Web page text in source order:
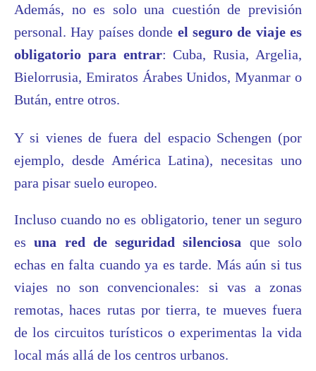
Además, no es solo una cuestión de previsión
personal. Hay países donde el seguro de viaje es
obligatorio para entrar: Cuba, Rusia, Argelia,
Bielorrusia, Emiratos Árabes Unidos, Myanmar o
Bután, entre otros.
Y si vienes de fuera del espacio Schengen (por
ejemplo, desde América Latina), necesitas uno
para pisar suelo europeo.
Incluso cuando no es obligatorio, tener un seguro
esuna red de seguridad silenciosa que solo
echas en falta cuando ya es tarde. Más aún si tus
viajes no son convencionales: si vas a zonas
remotas, haces rutas por tierra, te mueves fuera
de los circuitos turísticos o experimentas la vida
local más allá de los centros urbanos.